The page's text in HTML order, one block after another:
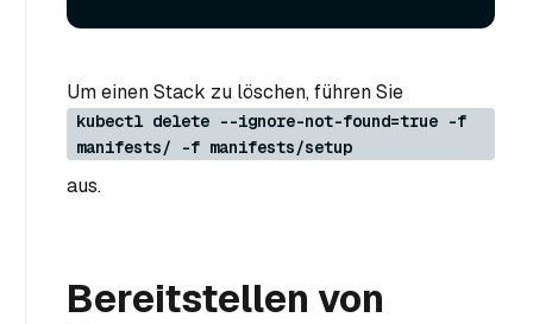
Um einen Stack zu löschen, führen Sie
kubectl delete --ignore-not-found=true -f
manifests/ -f manifests/setup
aus.
Bereitstellen von